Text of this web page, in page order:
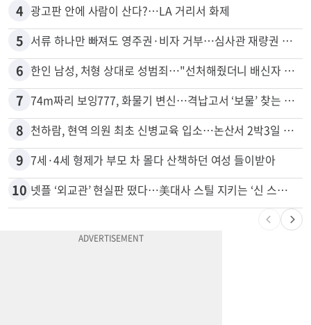
4 광고판 안에 사람이 산다?…LA 거리서 화제
5 서류 하나만 빠져도 영주권·비자 거부…심사관 재량권 대폭 확대
6 한인 남성, 처형 상대로 성범죄…"선처해줬더니 배신자 취급"
7 74m짜리 보잉777, 화물기 변신…격납고서 ‘보물’ 찾는 인천공항
8 천하람, 현역 의원 최초 신병교육 입소…논산서 2박3일 생활
9 7세·4세 형제가 부모 차 몰다 산책하던 여성 들이받아
10 넷플 ‘외교관’ 현실판 떴다…美대사 스틸 지키는 ‘신 스틸러’